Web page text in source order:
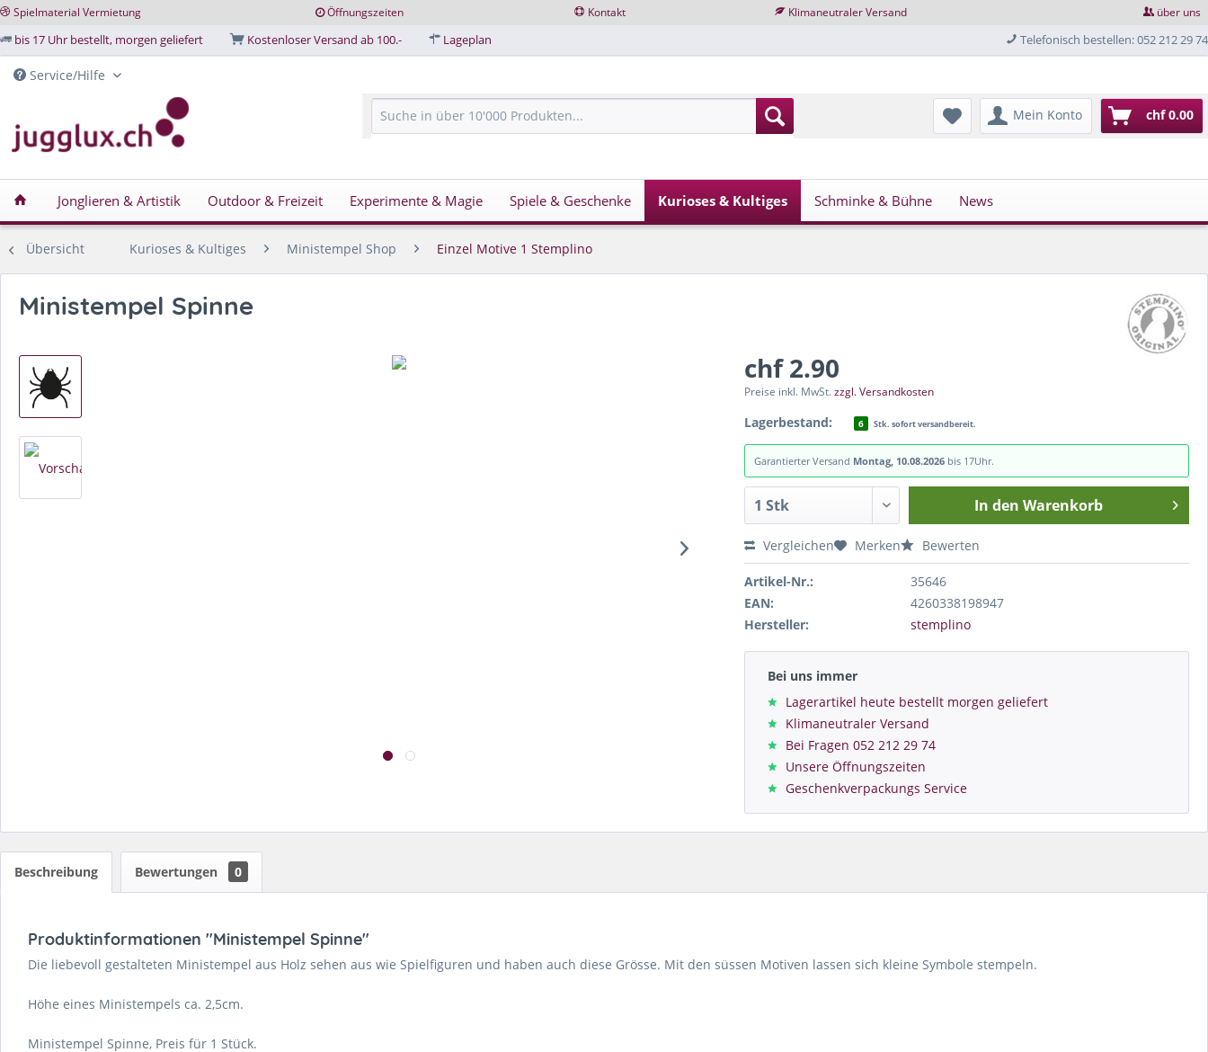
Spielmaterial Vermietung Öffnungszeiten Kontakt Klimaneutraler Versand über uns
bis 17 Uhr bestellt, morgen geliefert Kostenloser Versand ab 100.- Lageplan Telefonisch bestellen: 052 212 29 74
Service/Hilfe
Mein Konto chf 0.00
Jonglieren & Artistik Outdoor & Freizeit Experimente & Magie Spiele & Geschenke Kurioses & Kultiges Schminke & Bühne News
Übersicht Kurioses & Kultiges Ministempel Shop Einzel Motive 1 Stemplino
Ministempel Spinne
chf 2.90
Preise inkl. MwSt.zzgl. Versandkosten
Lagerbestand: 6 Stk. sofort versandbereit.
Garantierter Versand Montag, 10.08.2026 bis 17Uhr.
In den Warenkorb
Vergleichen Merken Bewerten
Artikel-Nr.:
35646
EAN:
4260338198947
Hersteller:
stemplino
Bei uns immer
Lagerartikel heute bestellt morgen geliefert
Klimaneutraler Versand
Bei Fragen 052 212 29 74
Unsere Öffnungszeiten
Geschenkverpackungs Service
Beschreibung Bewertungen 0
Produktinformationen "Ministempel Spinne"
Die liebevoll gestalteten Ministempel aus Holz sehen aus wie Spielfiguren und haben auch diese Grösse. Mit den süssen Motiven lassen sich kleine Symbole stempeln.
Höhe eines Ministempels ca. 2,5cm.
Ministempel Spinne, Preis für 1 Stück.